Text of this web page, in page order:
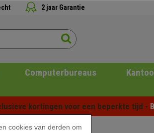
2 jaar Garantie
Computerbureaus
kortingen voor een beperkte tijd -
cookies van derden om